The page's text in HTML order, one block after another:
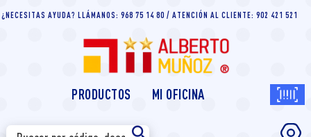
¿NECESITAS AYUDA? LLÁMANOS: 968 75 14 80 / ATENCIÓN AL CLIENTE: 902 421 521
PRODUCTOS MI OFICINA